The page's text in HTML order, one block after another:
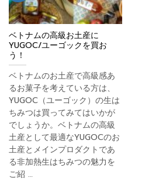
ベトナムの高級お土産に
YUGOC/ユーゴックを買お
う！
ベトナムのお土産で高級感あ
るお菓子を考えている方は、
YUGOC（ユーゴック）の生は
ちみつは買ってみてはいかが
でしょうか。ベトナムの高級
土産として最適なYUGOCのお
土産とメインプロダクトであ
る非加熱生はちみつの魅力を
ご紹 …